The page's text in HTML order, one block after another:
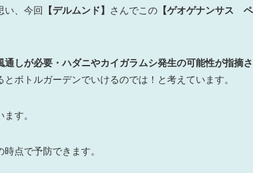
い、今回 【デルムンド】 さんでこの 【ゲオゲナンサス
しが必要・ハダニやカイガラムシ発生の可能性が指摘
ボトルガーデンでいけるのでは！と考えています。
す。
点で予防できます。